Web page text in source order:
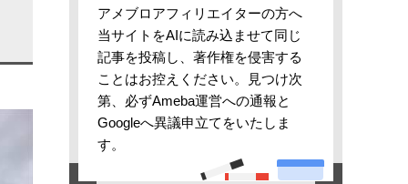
アメブロアフィリエイターの方へ
当サイトをAIに読み込ませて同じ
記事を投稿し、著作権を侵害する
ことはお控えください。見つけ次
第、必ずAmeba運営への通報と
Googleへ異議申立てをいたしま
す。